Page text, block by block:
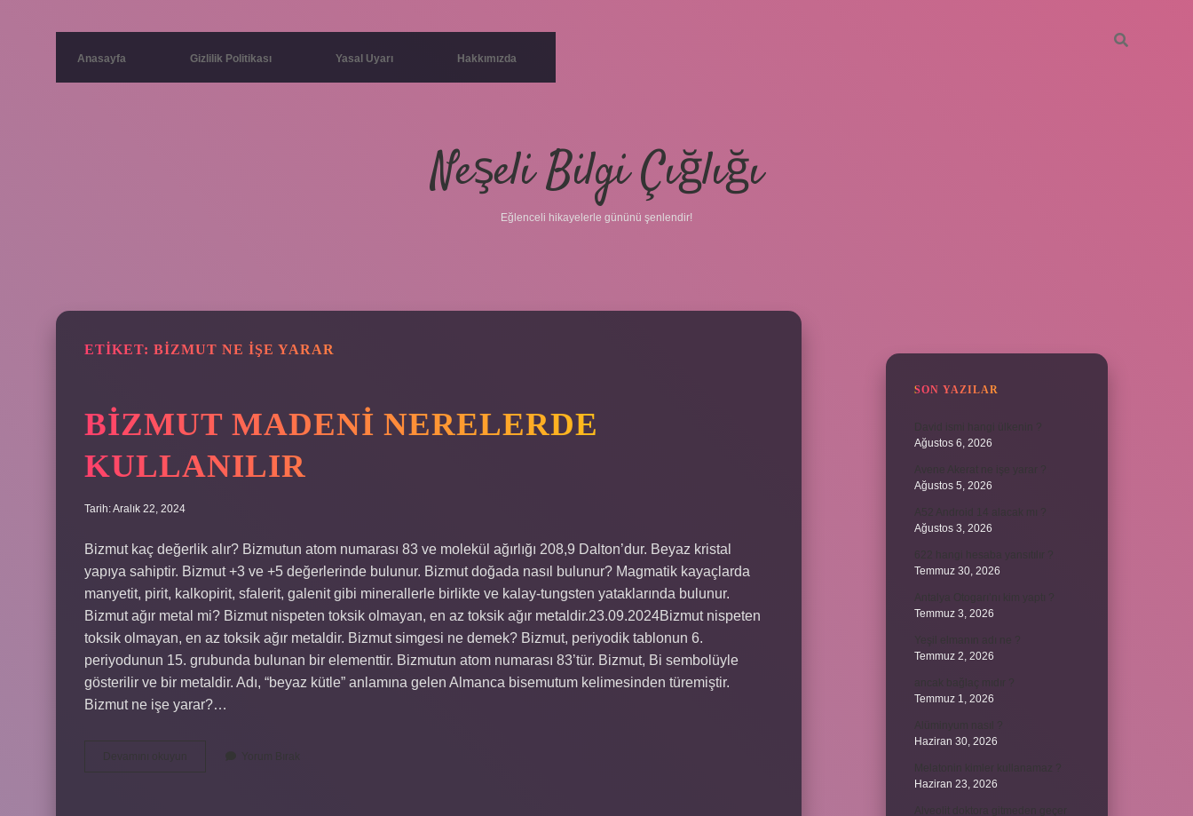
Anasayfa Gizlilik Politikası Yasal Uyarı Hakkımızda
Neşeli Bilgi Çığlığı
Eğlenceli hikayelerle gününü şenlendir!
ETIKET: BIZMUT NE IŞE YARAR
BIZMUT MADENI NERELERDE
KULLANILIR
Tarih: Aralık 22, 2024
Bizmut kaç değerlik alır? Bizmutun atom numarası 83 ve molekül ağırlığı 208,9 Dalton’dur. Beyaz kristal
yapıya sahiptir. Bizmut +3 ve +5 değerlerinde bulunur. Bizmut doğada nasıl bulunur? Magmatik kayaçlarda
manyetit, pirit, kalkopirit, sfalerit, galenit gibi minerallerle birlikte ve kalay-tungsten yataklarında bulunur.
Bizmut ağır metal mi? Bizmut nispeten toksik olmayan, en az toksik ağır metaldir.23.09.2024Bizmut nispeten
toksik olmayan, en az toksik ağır metaldir. Bizmut simgesi ne demek? Bizmut, periyodik tablonun 6.
periyodunun 15. grubunda bulunan bir elementtir. Bizmutun atom numarası 83’tür. Bizmut, Bi sembolüyle
gösterilir ve bir metaldir. Adı, “beyaz kütle” anlamına gelen Almanca bisemutum kelimesinden türemiştir.
Bizmut ne işe yarar?…
SON YAZILAR
Ağustos 6, 2026
Ağustos 5, 2026
Ağustos 3, 2026
Temmuz 30, 2026
Temmuz 3, 2026
Temmuz 2, 2026
Temmuz 1, 2026
Haziran 30, 2026
Haziran 23, 2026